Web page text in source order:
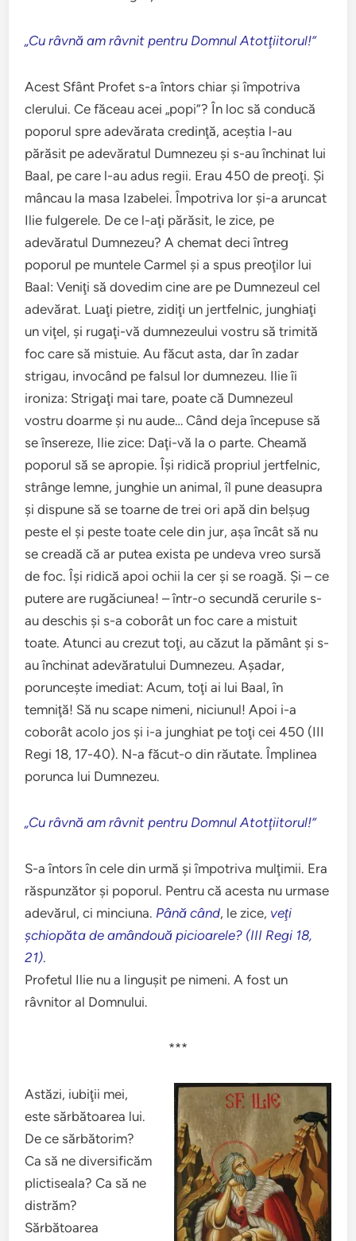
„Cu râvnă am râvnit pentru Domnul Atotţiitorul!”
Acest Sfânt Profet s-a întors chiar şi împotriva
clerului. Ce făceau acei „popi”? În loc să conducă
poporul spre adevărata credinţă, aceştia l-au
părăsit pe adevăratul Dumnezeu şi s-au închinat lui
Baal, pe care l-au adus regii. Erau 450 de preoţi. Şi
mâncau la masa Izabelei. Împotriva lor şi-a aruncat
Ilie fulgerele. De ce l-aţi părăsit, le zice, pe
adevăratul Dumnezeu? A chemat deci întreg
poporul pe muntele Carmel şi a spus preoţilor lui
Baal: Veniţi să dovedim cine are pe Dumnezeul cel
adevărat. Luaţi pietre, zidiţi un jertfelnic, junghiaţi
un viţel, şi rugaţi-vă dumnezeului vostru să trimită
foc care să mistuie. Au făcut asta, dar în zadar
strigau, invocând pe falsul lor dumnezeu. Ilie îi
ironiza: Strigaţi mai tare, poate că Dumnezeul
vostru doarme şi nu aude… Când deja începuse să
se însereze, Ilie zice: Daţi-vă la o parte. Cheamă
poporul să se apropie. Îşi ridică propriul jertfelnic,
strânge lemne, junghie un animal, îl pune deasupra
şi dispune să se toarne de trei ori apă din belşug
peste el şi peste toate cele din jur, aşa încât să nu
se creadă că ar putea exista pe undeva vreo sursă
de foc. Îşi ridică apoi ochii la cer şi se roagă. Şi – ce
putere are rugăciunea! – într-o secundă cerurile s-
au deschis şi s-a coborât un foc care a mistuit
toate. Atunci au crezut toţi, au căzut la pământ şi s-
au închinat adevăratului Dumnezeu. Aşadar,
porunceşte imediat: Acum, toţi ai lui Baal, în
temniţă! Să nu scape nimeni, niciunul! Apoi i-a
coborât acolo jos şi i-a junghiat pe toţi cei 450 (III
Regi 18, 17-40). N-a făcut-o din răutate. Împlinea
porunca lui Dumnezeu.
„Cu râvnă am râvnit pentru Domnul Atotţiitorul!”
S-a întors în cele din urmă şi împotriva mulţimii. Era
răspunzător şi poporul. Pentru că acesta nu urmase
adevărul, ci minciuna. Până când, le zice, veţi
şchiopăta de amândouă picioarele? (III Regi 18,
21).
Profetul Ilie nu a linguşit pe nimeni. A fost un
râvnitor al Domnului.
***
Astăzi, iubiţii mei,
este sărbătoarea lui.
De ce sărbătorim?
Ca să ne diversificăm
plictiseala? Ca să ne
distrăm?
Sărbătoarea